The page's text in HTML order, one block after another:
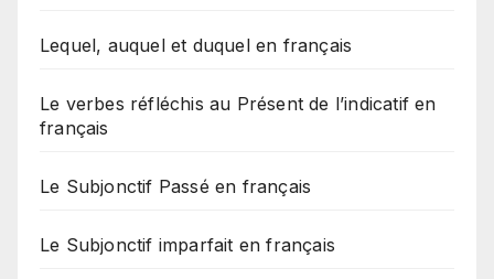
Lequel, auquel et duquel en français
Le verbes réfléchis au Présent de l’indicatif en
français
Le Subjonctif Passé en français
Le Subjonctif imparfait en français